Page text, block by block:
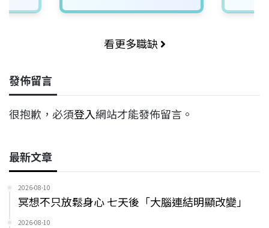
看更多職缺
發佈留言
很抱歉，必須登入網站才能發佈留言。
最新文章
2026-08-10
冥想不只放鬆身心 七天後「大腦連結明顯改變」
2026-08-10